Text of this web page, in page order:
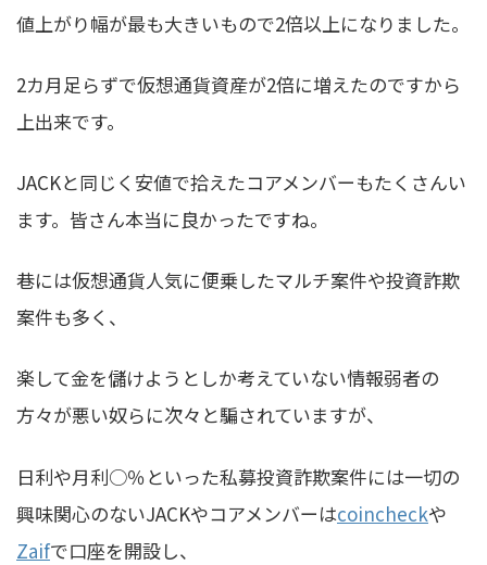
値上がり幅が最も大きいもので2倍以上になりました。
2カ月足らずで仮想通貨資産が2倍に増えたのですから
上出来です。
JACKと同じく安値で拾えたコアメンバーもたくさんい
ます。 皆さん本当に良かったですね。
巷には仮想通貨人気に便乗したマルチ案件や投資詐欺
案件も多く、
楽して金を儲けようとしか考えていない情報弱者の
方々が悪い奴らに次々と騙されていますが、
日利や月利○％といった私募投資詐欺案件には一切の
興味関心のないJACKやコアメンバーはcoincheckや
Zaifで口座を開設し、